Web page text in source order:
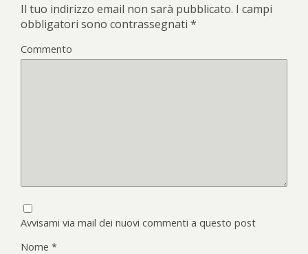
Il tuo indirizzo email non sarà pubblicato. I campi
obbligatori sono contrassegnati *
Commento
Avvisami via mail dei nuovi commenti a questo post
Nome *